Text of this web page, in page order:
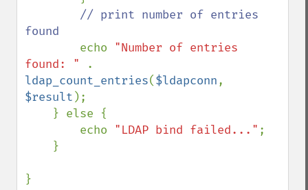
// print number of entries
found
echo "Number of entries
found: "
ldap_count_entries($ldapconn
$result );
        echo
"LDAP bind failed..." ;
}